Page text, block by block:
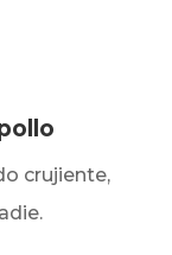
crujiente,